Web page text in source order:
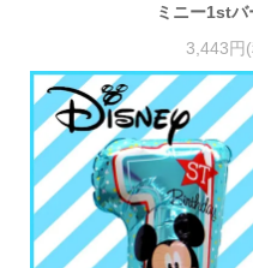
ミニー1st
3,443円